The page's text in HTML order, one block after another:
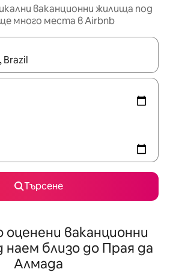
ваканционни жилища под
много места в Airbnb
се покажат, използвайте
Търсене
оценени ваканционни
близо до Прая да
Алмада